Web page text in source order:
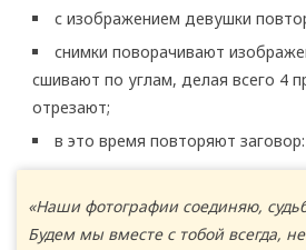
с изображением девушки
снимки поворачивают
сшивают по углам, делая всего 4
отрезают;
в это время повторяют заговор:
«Наши фотографии соединяю,
Будем мы вместе с тобой всегда,